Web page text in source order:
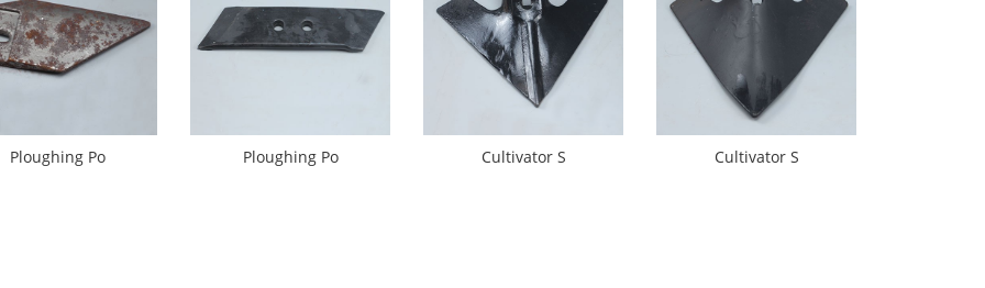
Ploughing Po Ploughing Po Cultivator S Cultivator S